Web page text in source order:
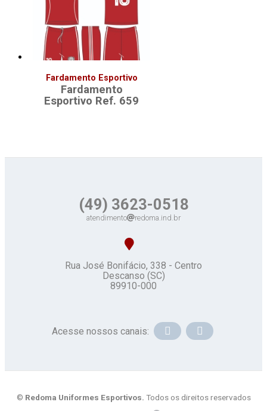
Fardamento Esportivo
Fardamento
Esportivo Ref. 659
(49) 3623-0518
atendimento redoma.ind.br
Rua José Bonifácio, 338 - Centro
Descanso (SC)
89910-000
Acesse nossos canais:
© Redoma Uniformes Esportivos. Todos os direitos reservados